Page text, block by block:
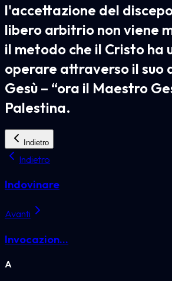
l'accettazione del
libero arbitrio non viene
il metodo che il Cristo ha
operare attraverso il suo
Gesù – “ora il Maestro
Palestina.
Indietro
Indietro
Indovinare
Avanti
Invocazion...
A